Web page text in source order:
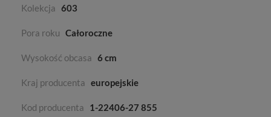
Kolekcja 603
Pora roku Całoroczne
Wysokość obcasa 6 cm
Kraj producenta europejskie
Kod producenta 1-22406-27 855